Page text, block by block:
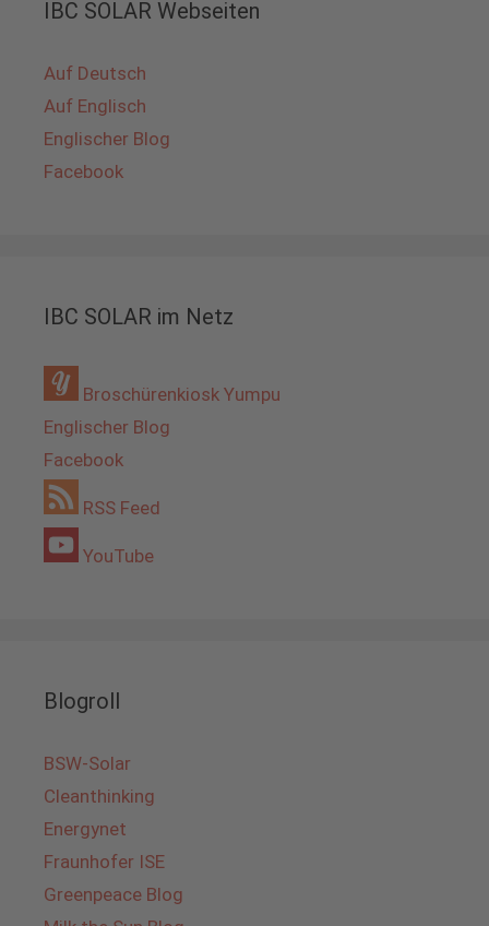
IBC SOLAR Webseiten
Auf Deutsch
Auf Englisch
Englischer Blog
Facebook
IBC SOLAR im Netz
Broschürenkiosk Yumpu
Englischer Blog
Facebook
RSS Feed
YouTube
Blogroll
BSW-Solar
Cleanthinking
Energynet
Fraunhofer ISE
Greenpeace Blog